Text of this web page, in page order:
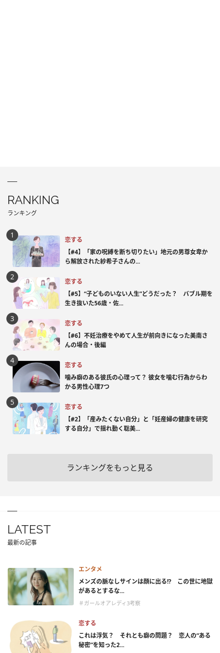
RANKING
ランキング
恋する
【#4】「家の呪縛を断ち切りたい」地元の男尊女卑か
ら解放された紗希子さんの...
恋する
【#5】“子どものいない人生”どうだった？ バブル期を
生き抜いた56歳・佐...
恋する
【#6】不妊治療をやめて人生が前向きになった美南さ
んの場合・後編
恋する
噛み癖のある彼氏の心理って？ 彼女を噛む行為からわ
かる男性心理7つ
恋する
【#2】「産みたくない自分」と「妊産婦の健康を研究
する自分」で揺れ動く聡美...
ランキングをもっと見る
LATEST
最新の記事
エンタメ
メンズの脈なしサインは顔に出る!? この世に地獄
があるとするな...
＃ガールオアレディ3考察
恋する
これは浮気？ それとも癖の問題？ 恋人の“ある
秘密”を知った2...